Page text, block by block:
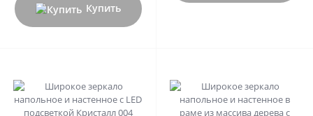
Купить